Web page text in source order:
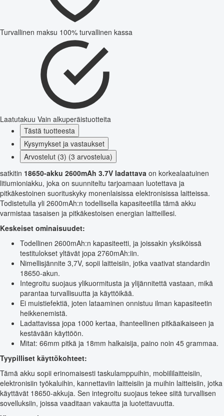
Turvallinen maksu 100% turvallinen kassa
Laatutakuu Vain alkuperäistuotteita
Tästä tuotteesta
Kysymykset ja vastaukset
Arvostelut (3) (3 arvostelua)
satkitin 18650-akku 2600mAh 3.7V ladattava on korkealaatuinen
litiumioniakku, joka on suunniteltu tarjoamaan luotettava ja
pitkäkestoinen suorituskyky monenlaisissa elektronisissa laitteissa.
Todistetulla yli 2600mAh:n todellisella kapasiteetilla tämä akku
varmistaa tasaisen ja pitkäkestoisen energian laitteillesi.
Keskeiset ominaisuudet:
Todellinen 2600mAh:n kapasiteetti, ja joissakin yksiköissä
testitulokset yltävät jopa 2760mAh:iin.
Nimellisjännite 3,7V, sopii laitteisiin, jotka vaativat standardin
18650-akun.
Integroitu suojaus ylikuormitusta ja ylijännitettä vastaan, mikä
parantaa turvallisuutta ja käyttöikää.
Ei muistiefektiä, joten lataaminen onnistuu ilman kapasiteetin
heikkenemistä.
Ladattavissa jopa 1000 kertaa, ihanteellinen pitkäaikaiseen ja
kestävään käyttöön.
Mitat: 66mm pitkä ja 18mm halkaisija, paino noin 45 grammaa.
Tyypilliset käyttökohteet:
Tämä akku sopii erinomaisesti taskulamppuihin, mobiililaitteisiin,
elektronisiin työkaluihin, kannettaviin laitteisiin ja muihin laitteisiin, jotka
käyttävät 18650-akkuja. Sen integroitu suojaus tekee siitä turvallisen
sovelluksiin, joissa vaaditaan vakautta ja luotettavuutta.